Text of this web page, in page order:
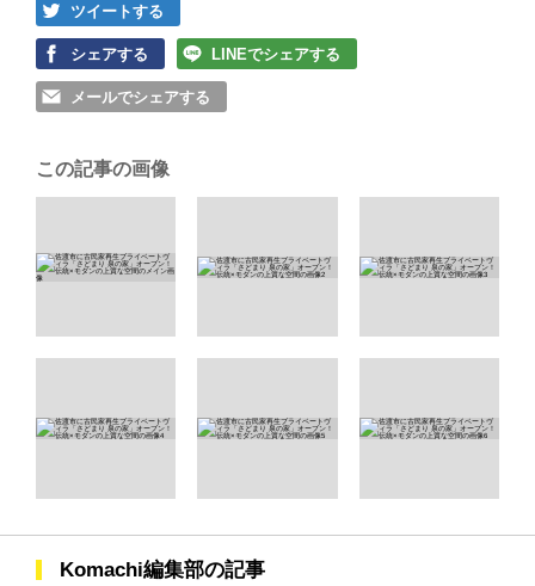
ツイートする
シェアする LINEでシェアする
メールでシェアする
この記事の画像
Komachi編集部の記事